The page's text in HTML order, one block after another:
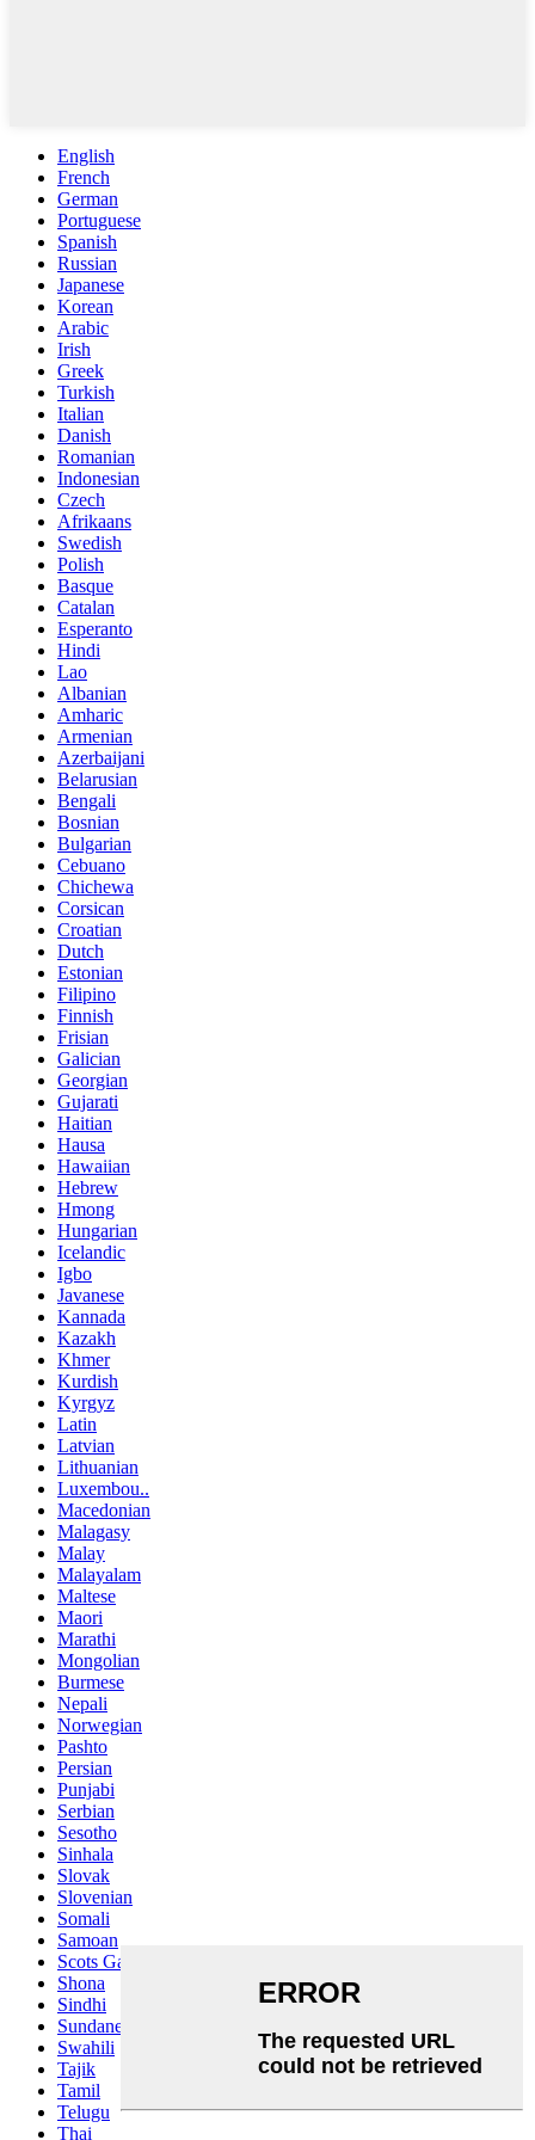
English
French
German
Portuguese
Spanish
Russian
Japanese
Korean
Arabic
Irish
Greek
Turkish
Italian
Danish
Romanian
Indonesian
Czech
Afrikaans
Swedish
Polish
Basque
Catalan
Esperanto
Hindi
Lao
Albanian
Amharic
Armenian
Azerbaijani
Belarusian
Bengali
Bosnian
Bulgarian
Cebuano
Chichewa
Corsican
Croatian
Dutch
Estonian
Filipino
Finnish
Frisian
Galician
Georgian
Gujarati
Haitian
Hausa
Hawaiian
Hebrew
Hmong
Hungarian
Icelandic
Igbo
Javanese
Kannada
Kazakh
Khmer
Kurdish
Kyrgyz
Latin
Latvian
Lithuanian
Luxembou..
Macedonian
Malagasy
Malay
Malayalam
Maltese
Maori
Marathi
Mongolian
Burmese
Nepali
Norwegian
Pashto
Persian
Punjabi
Serbian
Sesotho
Sinhala
Slovak
Slovenian
Somali
Samoan
Scots Gaelic
Shona
Sindhi
Sundanese
Swahili
Tajik
Tamil
Telugu
Thai